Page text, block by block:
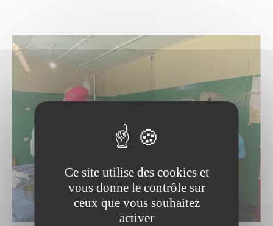
Ce site utilise des cookies et
vous donne le contrôle sur
ceux que vous souhaitez
activer